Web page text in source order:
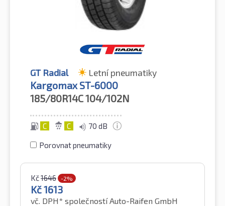
GT Radial Letní pneumatiky
Kargomax ST-6000
185/80R14C104/102N
C C 70 dB
Porovnat pneumatiky
Kč1646 -2%
Kč1613
vč. DPH* společností Auto-Raifen GmbH